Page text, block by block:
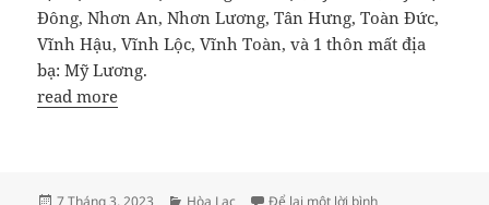
Đông, Nhơn An, Nhơn Lương, Tân Hưng, Toàn Đức,
Vĩnh Hậu, Vĩnh Lộc, Vĩnh Toàn, và 1 thôn mất địa
bạ: Mỹ Lương.
read more
Đăng
7 Tháng 3, 2023 Danh
Hòa Lạc Để lại một lời bìnhở ĐỊA PHẬN